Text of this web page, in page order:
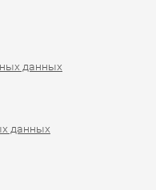
данных
данных